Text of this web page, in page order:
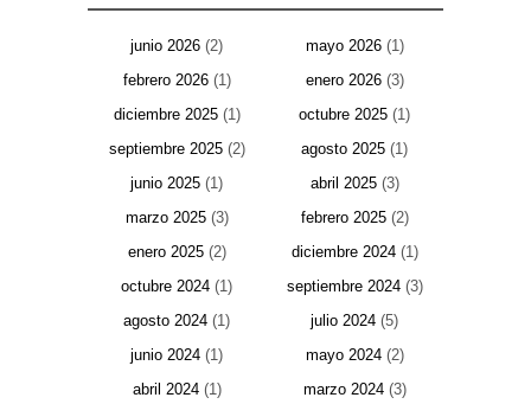
junio 2026 (2) mayo 2026(1)
febrero 2026(1) enero 2026(3)
diciembre 2025(1) octubre 2025 (1)
septiembre 2025(2) agosto 2025 (1)
junio 2025 (1) abril 2025(3)
marzo 2025(3) febrero 2025(2)
enero 2025(2) diciembre 2024(1)
octubre 2024 (1) septiembre 2024(3)
agosto 2024 (1) julio 2024 (5)
junio 2024 (1) mayo 2024(2)
abril 2024(1) marzo 2024(3)